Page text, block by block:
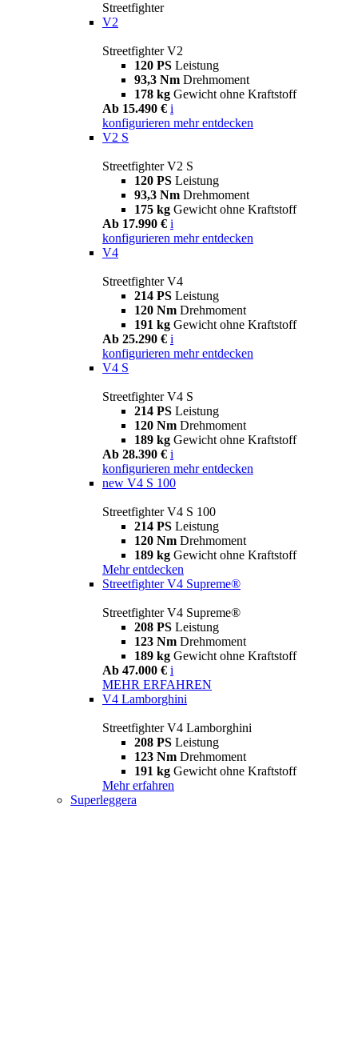
Streetfighter
V2
Streetfighter V2
120 PS Leistung
93,3 Nm Drehmoment
178 kg Gewicht ohne Kraftstoff
Ab 15.490 € i
konfigurieren mehr entdecken
V2 S
Streetfighter V2 S
120 PS Leistung
93,3 Nm Drehmoment
175 kg Gewicht ohne Kraftstoff
Ab 17.990 € i
konfigurieren mehr entdecken
V4
Streetfighter V4
214 PS Leistung
120 Nm Drehmoment
191 kg Gewicht ohne Kraftstoff
Ab 25.290 € i
konfigurieren mehr entdecken
V4 S
Streetfighter V4 S
214 PS Leistung
120 Nm Drehmoment
189 kg Gewicht ohne Kraftstoff
Ab 28.390 € i
konfigurieren mehr entdecken
new V4 S 100
Streetfighter V4 S 100
214 PS Leistung
120 Nm Drehmoment
189 kg Gewicht ohne Kraftstoff
Mehr entdecken
Streetfighter V4 Supreme®
Streetfighter V4 Supreme®
208 PS Leistung
123 Nm Drehmoment
189 kg Gewicht ohne Kraftstoff
Ab 47.000 € i
MEHR ERFAHREN
V4 Lamborghini
Streetfighter V4 Lamborghini
208 PS Leistung
123 Nm Drehmoment
191 kg Gewicht ohne Kraftstoff
Mehr erfahren
Superleggera